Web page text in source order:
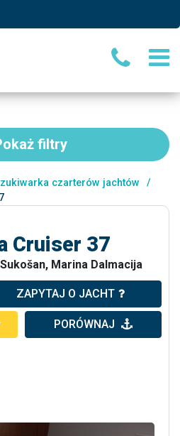
filtry
czarterów jachtów
/
Cruiser 37
Marina Dalmacija
ZAPYTAJ O JACHT
PORÓWNAJ